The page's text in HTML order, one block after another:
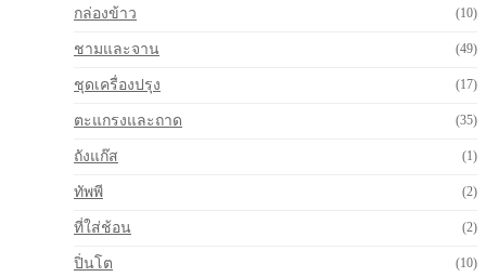
กล่องข้าว (10)
ชามและจาน (49)
ชุดเครื่องปรุง (17)
ตะแกรงและถาด (35)
ถังแก๊ส (1)
ทัพพี (2)
ที่ใส่ช้อน (2)
ปิ่นโต (10)